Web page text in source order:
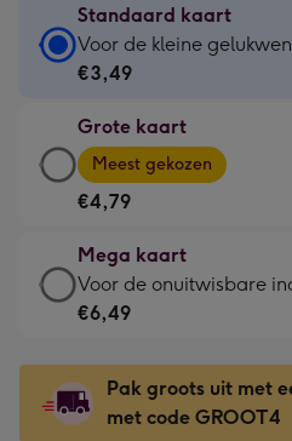
Standaard kaart
Standaard
kaart
€3,49
-
Voor
kleine
gelukwens
-
120
x
160
Voor de kleine
€3,49
Grote kaart
Grote
kaart
-
€4,79
-
Meest
gekozen
Dimensions:
167
Meest gekozen
€4,79
Mega kaart
Mega
kaart
€6,49
-
Voor
Voor de onuitwisbare
€6,49
Pak groots uit met
met code GROOT4